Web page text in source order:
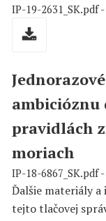
IP-19-2631_SK.pdf -
ambicióznu
pravidlách
moriach
IP-18-6867_SK.pdf -
Ďalšie materiály
tejto tlačovej